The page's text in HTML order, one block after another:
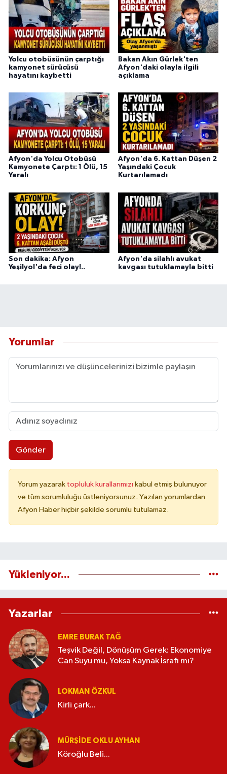
Yolcu otobüsünün çarptığı
kamyonet sürücüsü
hayatını kaybetti
Bakan Akın Gürlek'ten
Afyon'daki olayla ilgili
açıklama
Afyon'da Yolcu Otobüsü
Kamyonete Çarptı: 1 Ölü, 15
Yaralı
Afyon'da 6. Kattan Düşen 2
Yaşındaki Çocuk
Kurtarılamadı
Son dakika: Afyon
Yeşilyol'da feci olay!..
Afyon'da silahlı avukat
kavgası tutuklamayla bitti
Yorumlar
Gönder
Yorum yazarak topluluk kurallarımızı kabul etmiş bulunuyor
ve tüm sorumluluğu üstleniyorsunuz. Yazılan yorumlardan
Afyon Haber hiçbir şekilde sorumlu tutulamaz.
Yükleniyor...
Yazarlar
EMRE BURAK TAĞ
Teşvik Değil, Dönüşüm Gerek: Ekonomiye
Can Suyu mu, Yoksa Kaynak İsrafı mı?
LOKMAN ÖZKUL
Kirli çark...
MÜRŞIDE OKLU AYHAN
Köroğlu Beli...